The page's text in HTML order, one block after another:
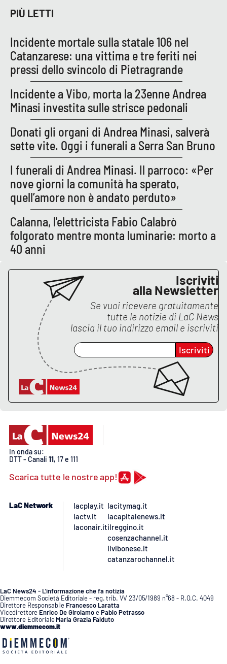
Leggendo Alvaro insieme
Imprese Di Calabria
Le perfidie di Antonella Grippo
Venti di comunicazione
STREAMING
LaC TV
LaC Network
LaC OnAir
EDIZIONI
LOCALI
Catanzaro
Vibo Valentia
Reggio Calabria
Lamezia Terme
PROGETTI
SPECIALI
Buona Sanità Calabria
LA
CALABRIAVISIONE
Storie
LAC
NETWORK
PIÙ LETTI
Incidente mortale sulla statale 106 nel
Catanzarese: una vittima e tre feriti nei
pressi dello svincolo di Pietragrande
Incidente a Vibo, morta la 23enne Andrea
Minasi investita sulle strisce pedonali
Donati gli organi di Andrea Minasi, salverà
sette vite. Oggi i funerali a Serra San Bruno
I funerali di Andrea Minasi. Il parroco: «Per
nove giorni la comunità ha sperato,
quell’amore non è andato perduto»
Calanna, l'elettricista Fabio Calabrò
folgorato mentre monta luminarie: morto a
40 anni
Iscriviti
alla Newsletter
Se vuoi ricevere gratuitamente
tutte le notizie di LaC News
lascia il tuo indirizzo email e iscriviti
Iscriviti
In onda su:
DTT - Canali 11, 17 e 111
Scarica tutte le nostre app!
LaC Network
lacplay.it
lactv.it
laconair.it
lacitymag.it
lacapitalenews.it
ilreggino.it
cosenzachannel.it
ilvibonese.it
catanzarochannel.it
LaC News24 - L’informazione che fa notizia
Diemmecom Società Editoriale - reg. trib. VV 23/05/1989 n°68 - R.O.C. 4049
Direttore Responsabile Francesco Laratta
Vicedirettore Enrico De GirolamoePablo Petrasso
Direttore Editoriale Maria Grazia Falduto
www.diemmecom.it